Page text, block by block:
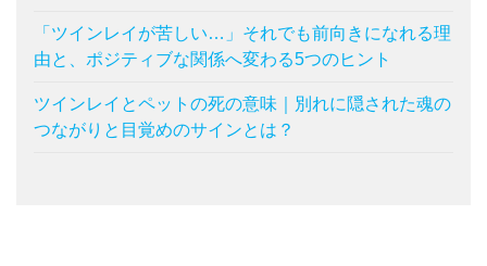
「ツインレイが苦しい…」それでも前向きになれる理
由と、ポジティブな関係へ変わる5つのヒント
ツインレイとペットの死の意味｜別れに隠された魂の
つながりと目覚めのサインとは？